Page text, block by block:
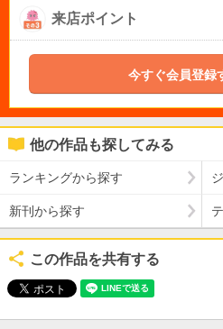
来店ポイント
今すぐ会員登録
他の作品も探してみる
ランキングから探す
新刊から探す
この作品を共有する